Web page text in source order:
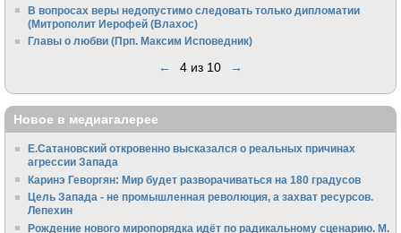
В вопросах веры недопустимо следовать только дипломатии
(Митрополит Иерофей (Влахос)
Главы о любви (Прп. Максим Исповедник)
← 4 из 10 →
Новое в медиагалерее
Е.Сатановский откровенно высказался о реальных причинах
агрессии Запада
Каринэ Геворгян: Мир будет разворачиваться на 180 градусов
Цель Запада - не промышленная революция, а захват ресурсов.
Лепехин
Рождение нового миропорядка идёт по радикальному сценарию. М.